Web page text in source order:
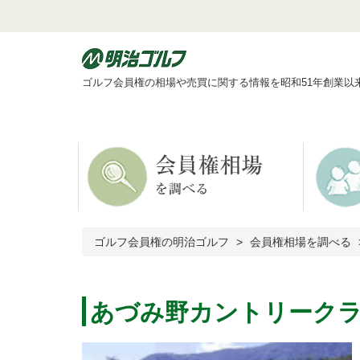
ゴルフ会員権の相場や売買に関する情報を昭和51年創業以
ゴルフ会員権の明治ゴルフ 会員権相場を調べる
あづみ野カントリーク